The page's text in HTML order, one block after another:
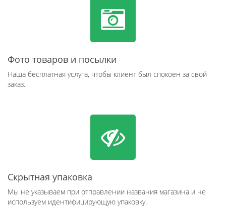
Фото товаров и посылки
Наша бесплатная услуга, чтобы клиент был спокоен за свой
заказ.
Скрытная упаковка
Мы не указываем при отправлении названия магазина и не
используем идентифицирующую упаковку.